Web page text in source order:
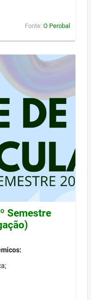
Fonte: O Perobal
Semestre